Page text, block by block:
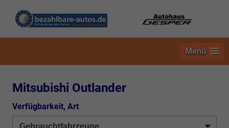
Menü
Mitsubishi Outlander
Verfügbarkeit, Art